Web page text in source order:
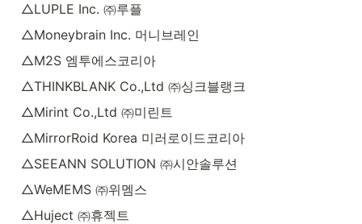
△LUPLE Inc. ㈜루플
△Moneybrain Inc. 머니브레인
△M2S 엠투에스코리아
△THINKBLANK Co.,Ltd ㈜싱크블랭크
△Mirint Co.,Ltd ㈜미린트
△MirrorRoid Korea 미러로이드코리아
△SEEANN SOLUTION ㈜시안솔루션
△WeMEMS ㈜위멤스
△Huject ㈜휴젝트